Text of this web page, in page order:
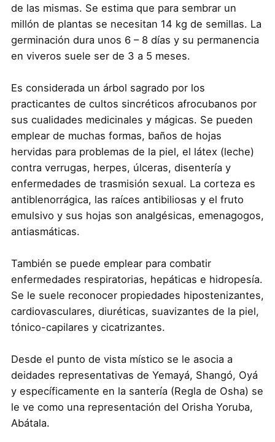
de las mismas. Se estima que para sembrar un
millón de plantas se necesitan 14 kg de semillas. La
germinación dura unos 6 – 8 días y su permanencia
en viveros suele ser de 3 a 5 meses.
Es considerada un árbol sagrado por los
practicantes de cultos sincréticos afrocubanos por
sus cualidades medicinales y mágicas. Se pueden
emplear de muchas formas, baños de hojas
hervidas para problemas de la piel, el látex (leche)
contra verrugas, herpes, úlceras, disentería y
enfermedades de trasmisión sexual. La corteza es
antiblenorrágica, las raíces antibiliosas y el fruto
emulsivo y sus hojas son analgésicas, emenagogos,
antiasmáticas.
También se puede emplear para combatir
enfermedades respiratorias, hepáticas e hidropesía.
Se le suele reconocer propiedades hipostenizantes,
cardiovasculares, diuréticas, suavizantes de la piel,
tónico-capilares y cicatrizantes.
Desde el punto de vista místico se le asocia a
deidades representativas de Yemayá, Shangó, Oyá
y específicamente en la santería (Regla de Osha) se
le ve como una representación del Orisha Yoruba,
Abátala.